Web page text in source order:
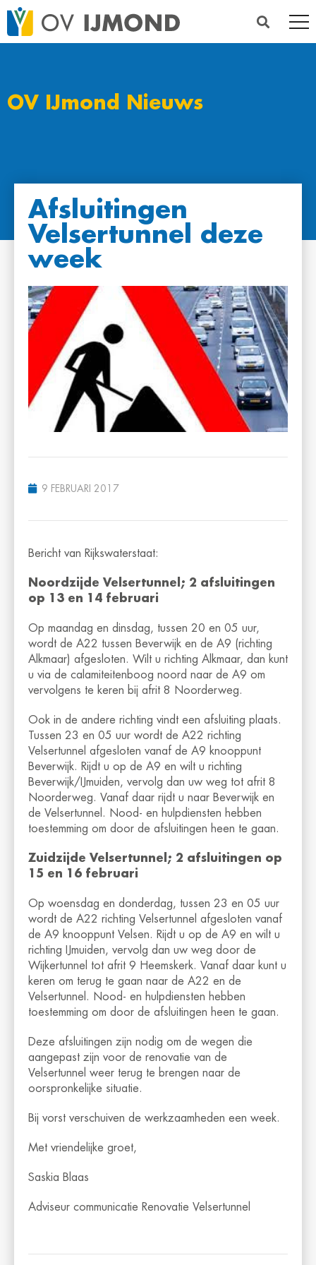
OV IJmond Nieuws
Afsluitingen
Velsertunnel deze
week
9 FEBRUARI 2017
Bericht van Rijkswaterstaat:
Noordzijde Velsertunnel; 2 afsluitingen
op 13 en 14 februari
Op maandag en dinsdag, tussen 20 en 05 uur,
wordt de A22 tussen Beverwijk en de A9 (richting
Alkmaar) afgesloten. Wilt u richting Alkmaar, dan kunt
u via de calamiteitenboog noord naar de A9 om
vervolgens te keren bij afrit 8 Noorderweg.
Ook in de andere richting vindt een afsluiting plaats.
Tussen 23 en 05 uur wordt de A22 richting
Velsertunnel afgesloten vanaf de A9 knooppunt
Beverwijk. Rijdt u op de A9 en wilt u richting
Beverwijk/IJmuiden, vervolg dan uw weg tot afrit 8
Noorderweg. Vanaf daar rijdt u naar Beverwijk en
de Velsertunnel. Nood- en hulpdiensten hebben
toestemming om door de afsluitingen heen te gaan.
Zuidzijde Velsertunnel; 2 afsluitingen op
15 en 16 februari
Op woensdag en donderdag, tussen 23 en 05 uur
wordt de A22 richting Velsertunnel afgesloten vanaf
de A9 knooppunt Velsen. Rijdt u op de A9 en wilt u
richting IJmuiden, vervolg dan uw weg door de
Wijkertunnel tot afrit 9 Heemskerk. Vanaf daar kunt u
keren om terug te gaan naar de A22 en de
Velsertunnel. Nood- en hulpdiensten hebben
toestemming om door de afsluitingen heen te gaan.
Deze afsluitingen zijn nodig om de wegen die
aangepast zijn voor de renovatie van de
Velsertunnel weer terug te brengen naar de
oorspronkelijke situatie.
Bij vorst verschuiven de werkzaamheden een week.
Met vriendelijke groet,
Saskia Blaas
Adviseur communicatie Renovatie Velsertunnel